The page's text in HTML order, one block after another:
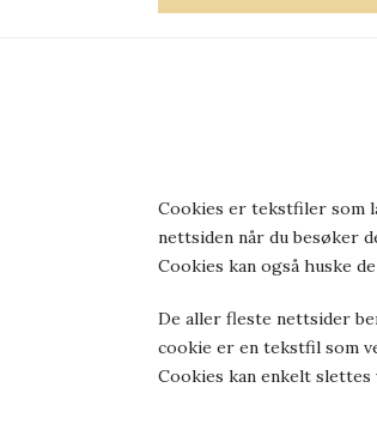
Cookies er tekstfiler som
nettsiden når du besøker
Cookies kan også huske
De aller fleste nettsider
cookie er en tekstfil som
Cookies kan enkelt slettes